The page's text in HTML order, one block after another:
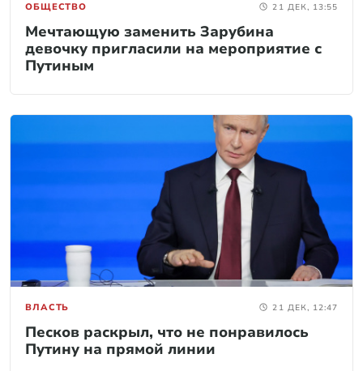
ОБЩЕСТВО 21 ДЕК, 13:55
Мечтающую заменить Зарубина
девочку пригласили на мероприятие с
Путиным
ВЛАСТЬ 21 ДЕК, 12:47
Песков раскрыл, что не понравилось
Путину на прямой линии